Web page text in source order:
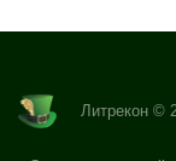
Литрекон ©